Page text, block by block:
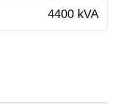
4400 kVA